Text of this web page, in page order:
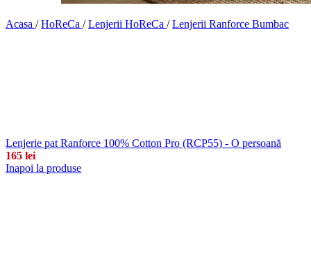
Acasa / HoReCa / Lenjerii HoReCa / Lenjerii Ranforce Bumbac
Lenjerie pat Ranforce 100% Cotton Pro (RCP55) - O persoană
165 lei
Inapoi la produse